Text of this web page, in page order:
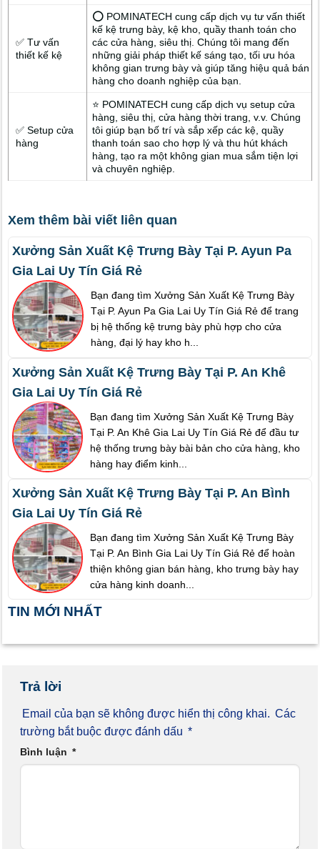
✅ Tư vấn
thiết kế kệ
⭕ POMINATECH cung cấp dịch vụ tư vấn thiết
kế kệ trưng bày, kệ kho, quầy thanh toán cho
các cửa hàng, siêu thị. Chúng tôi mang đến
những giải pháp thiết kế sáng tạo, tối ưu hóa
không gian trưng bày và giúp tăng hiệu quả bán
hàng cho doanh nghiệp của bạn.
✅ Setup cửa
hàng
⭐ POMINATECH cung cấp dịch vụ setup cửa
hàng, siêu thị, cửa hàng thời trang, v.v. Chúng
tôi giúp bạn bố trí và sắp xếp các kệ, quầy
thanh toán sao cho hợp lý và thu hút khách
hàng, tạo ra một không gian mua sắm tiện lợi
và chuyên nghiệp.
Xem thêm bài viết liên quan
Xưởng Sản Xuất Kệ Trưng Bày Tại P. Ayun Pa
Gia Lai Uy Tín Giá Rẻ
Bạn đang tìm Xưởng Sản Xuất Kệ Trưng Bày
Tại P. Ayun Pa Gia Lai Uy Tín Giá Rẻ để trang
bị hệ thống kệ trưng bày phù hợp cho cửa
hàng, đại lý hay kho h...
Xưởng Sản Xuất Kệ Trưng Bày Tại P. An Khê
Gia Lai Uy Tín Giá Rẻ
Bạn đang tìm Xưởng Sản Xuất Kệ Trưng Bày
Tại P. An Khê Gia Lai Uy Tín Giá Rẻ để đầu tư
hệ thống trưng bày bài bản cho cửa hàng, kho
hàng hay điểm kinh...
Xưởng Sản Xuất Kệ Trưng Bày Tại P. An Bình
Gia Lai Uy Tín Giá Rẻ
Bạn đang tìm Xưởng Sản Xuất Kệ Trưng Bày
Tại P. An Bình Gia Lai Uy Tín Giá Rẻ để hoàn
thiện không gian bán hàng, kho trưng bày hay
cửa hàng kinh doanh...
TIN MỚI NHẤT
Trả lời
Email của bạn sẽ không được hiển thị công khai. Các
trường bắt buộc được đánh dấu *
Bình luận *